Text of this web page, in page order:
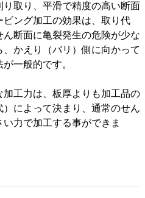
取り、平滑で精度の高い断面
ング加工の効果は、取り代
ん断面に亀裂発生の危険が少な
かえり（バリ）側に向かって
一般的です。
工力は、板厚よりも加工品の
によって決まり、通常のせん
力で加工する事ができま